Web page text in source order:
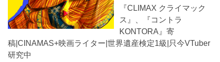
『CLIMAX クライマック
ス』、『コントラ
KONTORA』寄
稿|CINAMAS+映画ライター|世界遺産検定1級|只今VTuber
研究中